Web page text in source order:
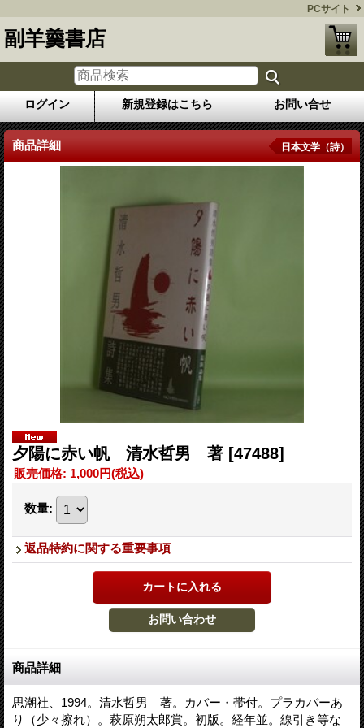
PCサイト
副羊羹書店
ログイン 新規登録はこちら お問い合せ
商品詳細 日本文学（詩）
夕陽に赤い帆 清水哲男 著 [47488]
販売価格: 1,000円(税込)
数量:
返品特約に関する重要事項
商品詳細
思潮社、1994。清水哲男 著。カバー・帯付。プラカバーあ
り（少々擦れ）。萩原朔太郎賞。初版。経年並。線引き等な